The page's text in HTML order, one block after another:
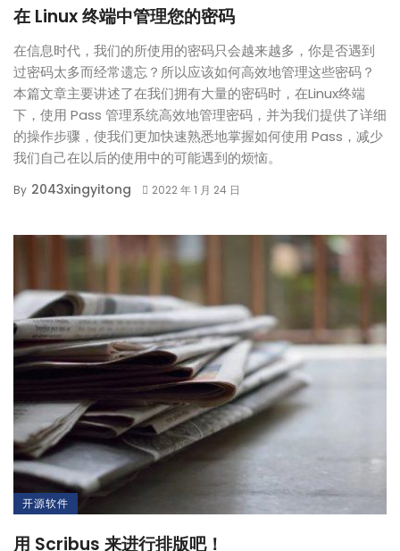
在 Linux 终端中管理您的密码
在信息时代，我们的所使用的密码只会越来越多，你是否遇到
过密码太多而经常遗忘？所以应该如何高效地管理这些密码？
本篇文章主要讲述了在我们拥有大量的密码时，在Linux终端
下，使用 Pass 管理系统高效地管理密码，并为我们提供了详细
的操作步骤，使我们更加快速熟悉地掌握如何使用 Pass，减少
我们自己在以后的使用中的可能遇到的烦恼。
By 2043xingyitong 2022 年 1 月 24 日
开源软件
用 Scribus 来进行排版吧！